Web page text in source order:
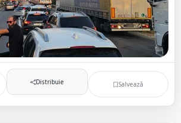
Distribuie Salvează